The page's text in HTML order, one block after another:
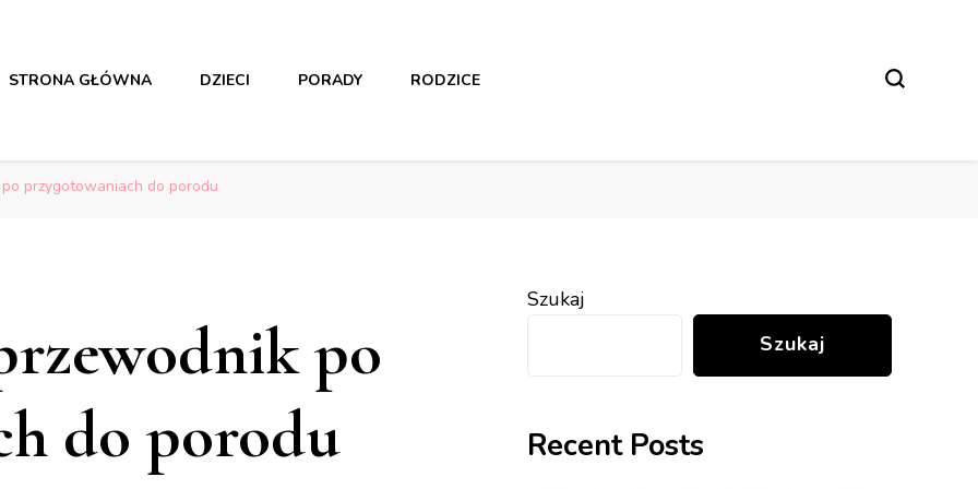
i rodzicach
i rodzicach
STRONA GŁÓWNA DZIECI PORADY RODZICE
przygotowaniach do porodu
po
do porodu
Szukaj
Szukaj
Recent Posts